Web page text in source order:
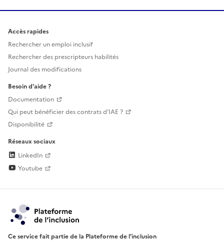
Accès rapides
Rechercher un emploi inclusif
Rechercher des prescripteurs habilités
Journal des modifications
Besoin d'aide ?
Documentation
Qui peut bénéficier des contrats d'IAE ?
Disponibilité
Réseaux sociaux
LinkedIn
Youtube
Ce service fait partie de la Plateforme de l’inclusion